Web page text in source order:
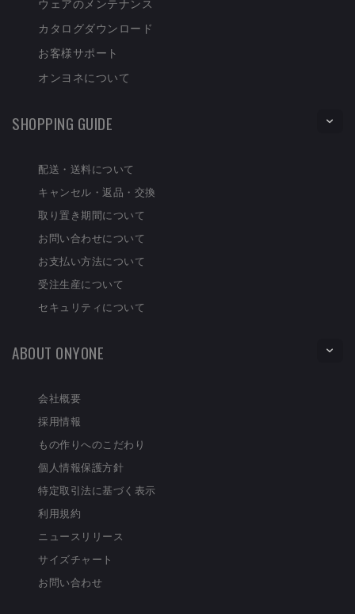
カタログダウンロード
お客様サポート
オンヨネについて
SHOPPING GUIDE
配送・送料について
キャンセル・返品・交換
取り置き期間について
お問い合わせについて
お支払い方法について
受注生産について
セキュリティについて
ABOUT ONYONE
会社概要
採用情報
もの作りへのこだわり
個人情報保護方針
特定取引法に基づく表示
利用規約
ニュースリリース
サイズチャート
お問い合わせ